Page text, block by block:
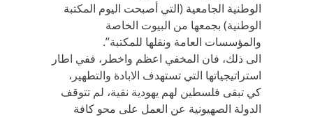
الوطنية الجامعية (التي أصبحت اليوم المكتبة
الوطنية) بجمعها من البيوت الخاصة
والمؤسسات العامة ونقلها للمكتبة”.
الى ذلك، فان المخفي اعظم واخطر، ففي اطار
استراتيجياتها التي تستهدف الابادة والتطهير،
كي تبقى فلسطين لهم يهودية نقية، لم تتوقف
الدولة الصهيونية عن العمل على محو كافة